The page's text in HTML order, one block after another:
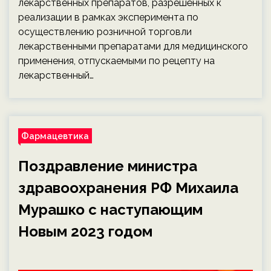
лекарственных препаратов, разрешённых к
реализации в рамках эксперимента по
осуществлению розничной торговли
лекарственными препаратами для медицинского
применения, отпускаемыми по рецепту на
лекарственный…
Фармацевтика
Поздравление министра
здравоохранения РФ Михаила
Мурашко с наступающим
Новым 2023 годом